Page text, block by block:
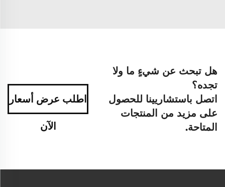
هل تبحث عن شيءٍ ما ولا
تجده؟
اتصل باستشاريينا للحصول
على مزيد من المنتجات
المتاحة.
اطلب عرض أسعار
الآن